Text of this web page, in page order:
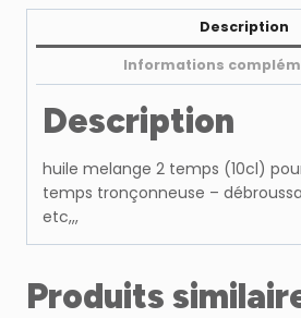
Description
Informations
Description
huile melange 2 temps (10cl)
temps tronçonneuse –
etc,,,
Produits